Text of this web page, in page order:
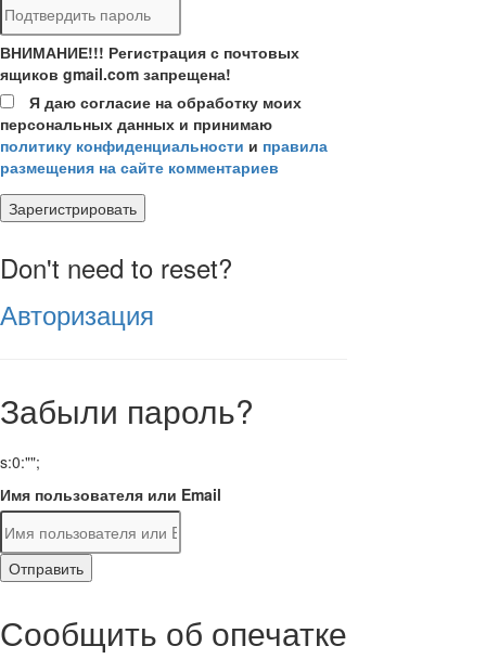
ВНИМАНИЕ!!! Регистрация с почтовых
ящиков gmail.com запрещена!
Я даю согласие на обработку моих
персональных данных и принимаю
политику конфиденциальности и правила
размещения на сайте комментариев
Зарегистрировать
Don't need to reset?
Авторизация
Забыли пароль?
s:0:"";
Имя пользователя или Email
Отправить
Сообщить об опечатке